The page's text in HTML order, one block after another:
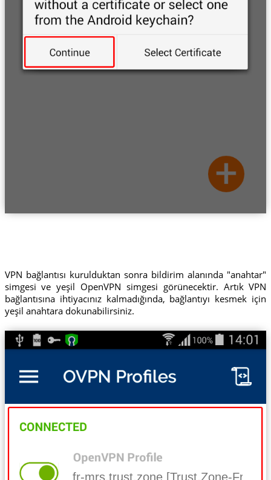
VPN bağlantısı kurulduktan sonra bildirim alanında "anahtar"
simgesi ve yeşil OpenVPN simgesi görünecektir. Artık VPN
bağlantısına ihtiyacınız kalmadığında, bağlantıyı kesmek için
yeşil anahtara dokunabilirsiniz.
fr-mrs.trust.zone [Trust.Zone-